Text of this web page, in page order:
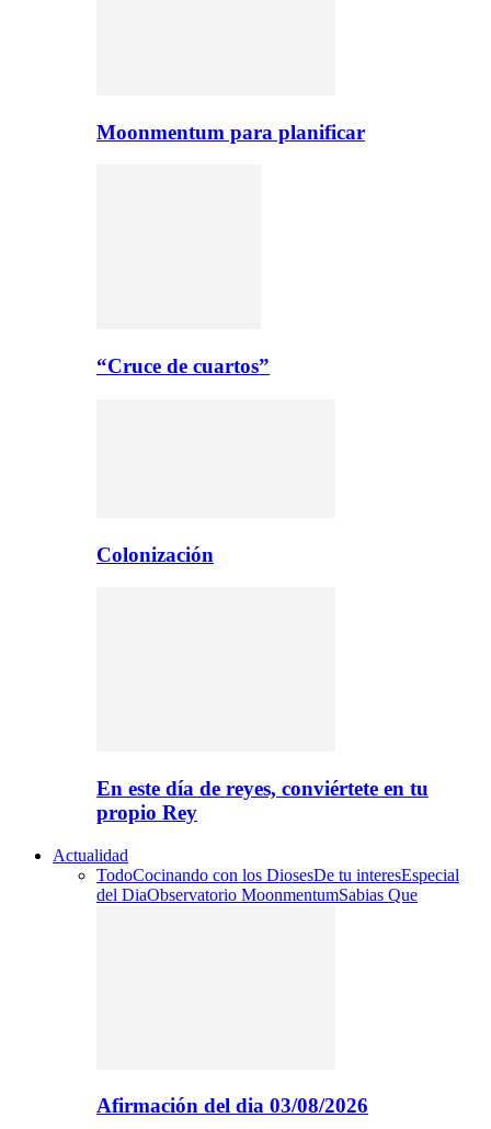
Moonmentum para planificar
“Cruce de cuartos”
Colonización
En este día de reyes, conviértete en tu
propio Rey
Actualidad
TodoCocinando con los DiosesDe tu interesEspecial
del DiaObservatorio MoonmentumSabias Que
Afirmación del dia 03/08/2026